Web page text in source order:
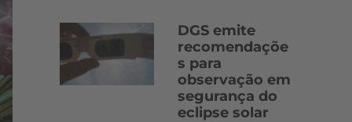
DGS emite
recomendaçõe
s para
observação em
segurança do
eclipse solar